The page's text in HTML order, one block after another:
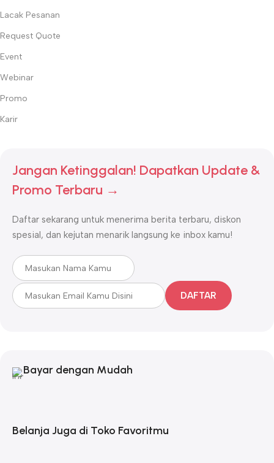
Lacak Pesanan
Request Quote
Event
Webinar
Promo
Karir
Jangan Ketinggalan! Dapatkan Update &
Promo Terbaru →
Daftar sekarang untuk menerima berita terbaru, diskon
spesial, dan kejutan menarik langsung ke inbox kamu!
DAFTAR
Bayar dengan Mudah
Belanja Juga di Toko Favoritmu